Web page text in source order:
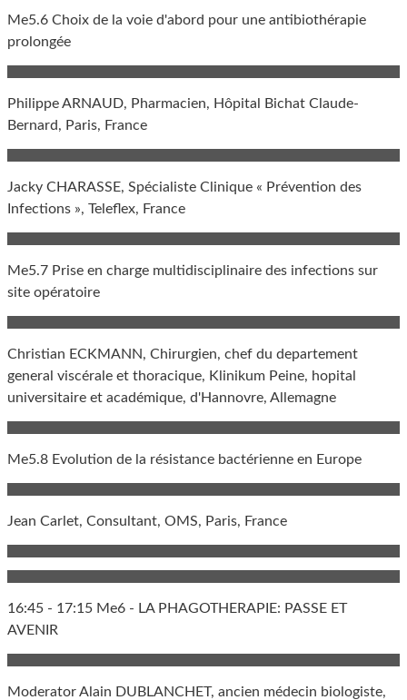
Me5.6 Choix de la voie d'abord pour une antibiothérapie
prolongée
Philippe ARNAUD, Pharmacien, Hôpital Bichat Claude-
Bernard, Paris, France
Jacky CHARASSE, Spécialiste Clinique « Prévention des
Infections », Teleflex, France
Me5.7 Prise en charge multidisciplinaire des infections sur
site opératoire
Christian ECKMANN, Chirurgien, chef du departement
general viscérale et thoracique, Klinikum Peine, hopital
universitaire et académique, d'Hannovre, Allemagne
Me5.8 Evolution de la résistance bactérienne en Europe
Jean Carlet, Consultant, OMS, Paris, France
16:45 - 17:15 Me6 - LA PHAGOTHERAPIE: PASSE ET
AVENIR
Moderator Alain DUBLANCHET, ancien médecin biologiste,